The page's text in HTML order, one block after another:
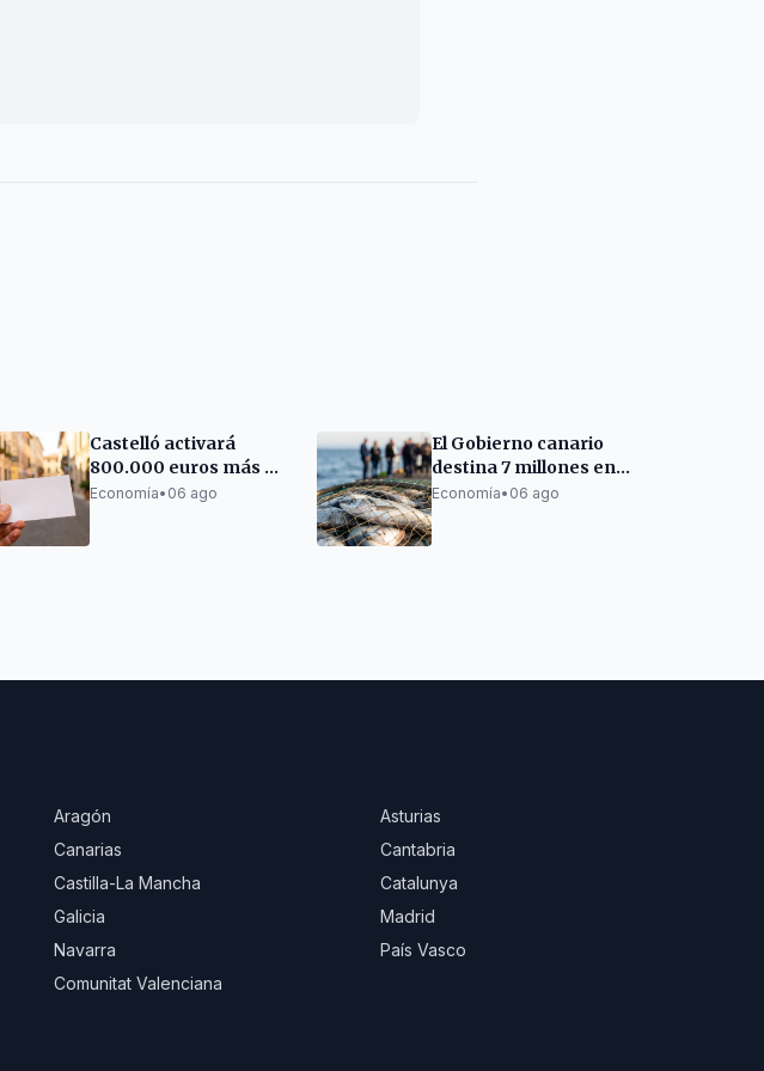
Castelló activará
800.000 euros más en
bonos comerciales
Economía• 06 ago
El Gobierno canario
destina 7 millones en
ayudas al sector
Economía• 06 ago
Aragón
Asturias
Canarias
Cantabria
Castilla-La Mancha
Catalunya
Galicia
Madrid
Navarra
País Vasco
Comunitat Valenciana